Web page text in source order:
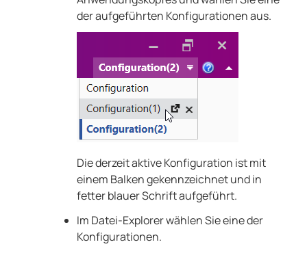
der aufgeführten Konfigurationen aus.
Die derzeit aktive Konfiguration ist mit
einem Balken gekennzeichnet und in
fetter blauer Schrift aufgeführt.
Im Datei-Explorer wählen Sie eine der
Konfigurationen.